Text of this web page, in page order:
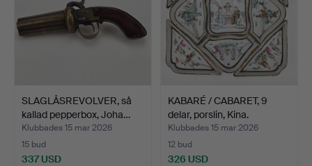
SLAGLÅSREVOLVER, så
kallad pepperbox, Joha…
Klubbades 15 mar 2026
15 bud
337 USD
KABARÉ / CABARET, 9
delar, porslin, Kina.
Klubbades 15 mar 2026
12 bud
326 USD